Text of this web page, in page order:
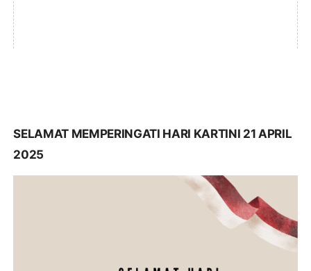
SELAMAT MEMPERINGATI HARI KARTINI 21 APRIL
2025